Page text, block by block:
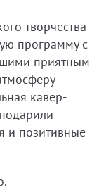
творчества
программу с
приятным
кавер-
и позитивные